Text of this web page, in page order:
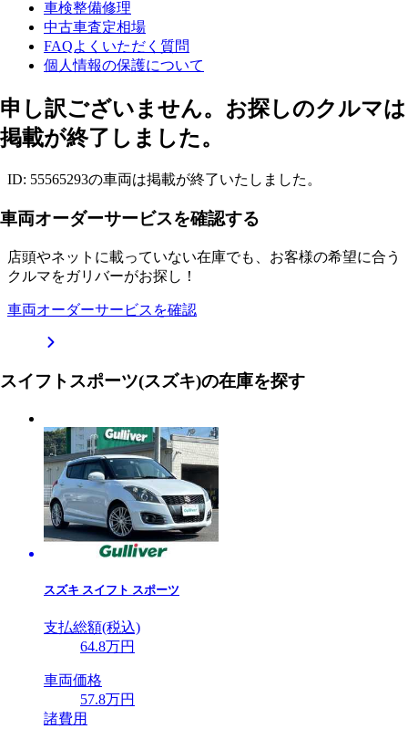
車検整備修理
中古車査定相場
FAQよくいただく質問
個人情報の保護について
申し訳ございません。お探しのクルマは
掲載が終了しました。
ID: 55565293の車両は掲載が終了いたしました。
車両オーダーサービスを確認する
店頭やネットに載っていない在庫でも、お客様の希望に合う
クルマをガリバーがお探し！
車両オーダーサービスを確認
スイフトスポーツ(スズキ)の在庫を探す
スズキ スイフト スポーツ
支払総額(税込)
64.8万円
車両価格
57.8万円
諸費用